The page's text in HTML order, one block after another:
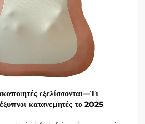
εξελίσσονται—Τι
κατανεμητές το 2025